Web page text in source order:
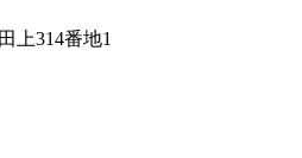
上314番地1